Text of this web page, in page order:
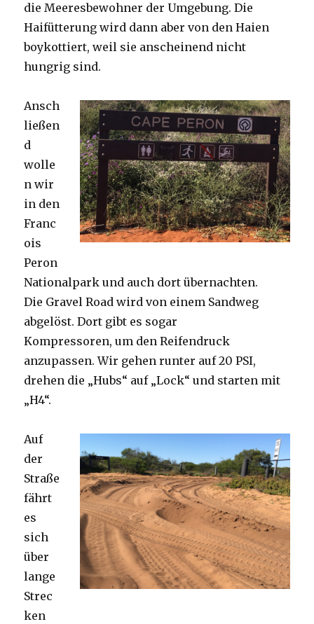
die Meeresbewohner der Umgebung. Die
Haifütterung wird dann aber von den Haien
boykottiert, weil sie anscheinend nicht
hungrig sind.
Ansch
ließen
d
wolle
n wir
in den
Franc
ois
Peron
Nationalpark und auch dort übernachten.
Die Gravel Road wird von einem Sandweg
abgelöst. Dort gibt es sogar
Kompressoren, um den Reifendruck
anzupassen. Wir gehen runter auf 20 PSI,
drehen die „Hubs“ auf „Lock“ und starten mit
„H4“.
Auf
der
Straße
fährt
es
sich
über
lange
Strec
ken